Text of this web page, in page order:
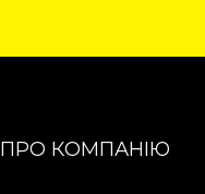
ПРО КОМПАНІЮ